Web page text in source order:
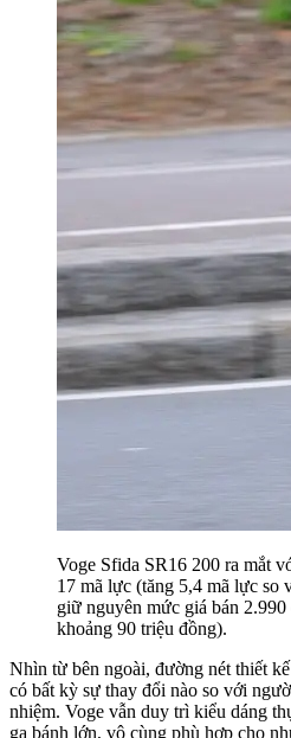
Voge Sfida SR16 200 ra mắt
17 mã lực (tăng 5,4 mã lực so
giữ nguyên mức giá bán
khoảng 90 triệu đồng).
Nhìn từ bên ngoài, đường nét thiết
có bất kỳ sự thay đổi nào so với
nhiệm. Voge vẫn duy trì kiểu dáng
ga bánh lớn, vô cùng phù hợp cho